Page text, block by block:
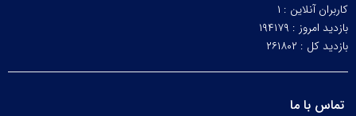
کاربران آنلاین : ۱
بازدید امروز : ۱۹۴۱۷۹
بازدید کل : ۲۶۱۸۰۲
تماس با ما